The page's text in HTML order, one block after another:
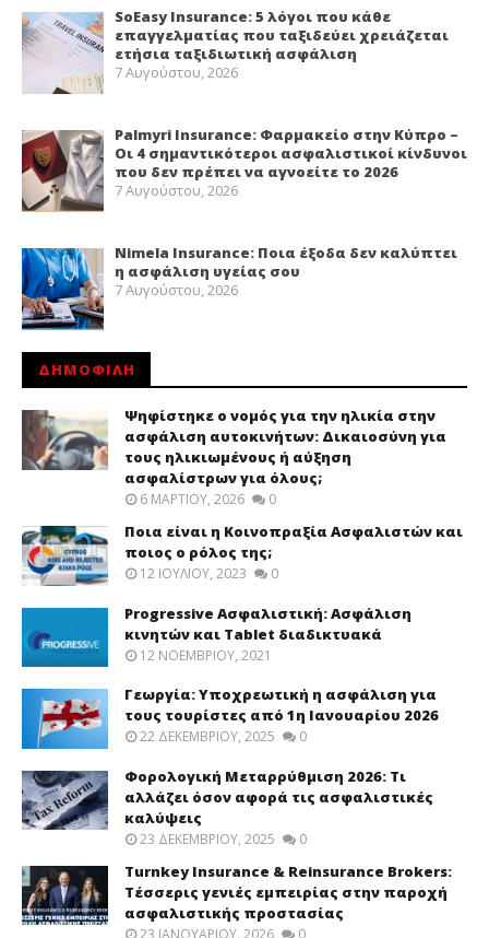
SoEasy Insurance: 5 λόγοι που κάθε
επαγγελματίας που ταξιδεύει χρειάζεται
ετήσια ταξιδιωτική ασφάλιση
7 Αυγούστου, 2026
Palmyri Insurance: Φαρμακείο στην Κύπρο –
Οι 4 σημαντικότεροι ασφαλιστικοί κίνδυνοι
που δεν πρέπει να αγνοείτε το 2026
7 Αυγούστου, 2026
Nimela Insurance: Ποια έξοδα δεν καλύπτει
η ασφάλιση υγείας σου
7 Αυγούστου, 2026
ΔΗΜΟΦΙΛΗ
Ψηφίστηκε ο νομός για την ηλικία στην
ασφάλιση αυτοκινήτων: Δικαιοσύνη για
τους ηλικιωμένους ή αύξηση
ασφαλίστρων για όλους;
6 ΜΑΡΤΊΟΥ, 2026 0
Ποια είναι η Κοινοπραξία Ασφαλιστών και
ποιος ο ρόλος της;
12 ΙΟΥΛΊΟΥ, 2023 0
Progressive Ασφαλιστική: Ασφάλιση
κινητών και Tablet διαδικτυακά
12 ΝΟΕΜΒΡΊΟΥ, 2021
Γεωργία: Υποχρεωτική η ασφάλιση για
τους τουρίστες από 1η Ιανουαρίου 2026
22 ΔΕΚΕΜΒΡΊΟΥ, 2025 0
Φορολογική Μεταρρύθμιση 2026: Τι
αλλάζει όσον αφορά τις ασφαλιστικές
καλύψεις
23 ΔΕΚΕΜΒΡΊΟΥ, 2025 0
Turnkey Insurance & Reinsurance Brokers:
Τέσσερις γενιές εμπειρίας στην παροχή
ασφαλιστικής προστασίας
23 ΙΑΝΟΥΑΡΊΟΥ, 2026 0